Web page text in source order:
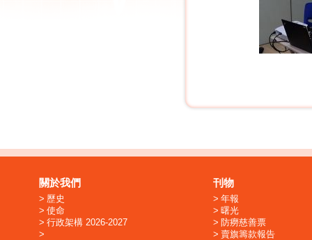
關於我們
歷史
使命
行政架構 2026-2027
刊物
年報
曙光
防癆慈善票
賣旗籌款報告